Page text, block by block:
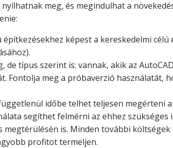
meg, és megindulhat a
képest a kereskedelmi
de típus szerint is: vannak, akik az
Fontolja meg a próbaverzió használatát,
időbe telhet teljesen megérteni
segíthet felmérni az ehhez szükséges
megtérülésén is. Minden további
profitot termeljen.